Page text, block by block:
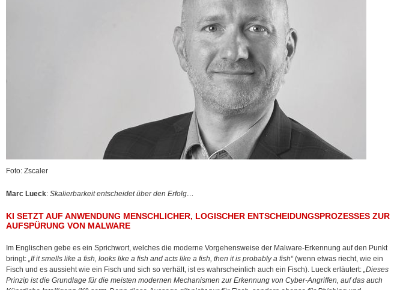
Foto: Zscaler
Marc Lueck: Skalierbarkeit entscheidet über den Erfolg…
KI SETZT AUF ANWENDUNG MENSCHLICHER, LOGISCHER ENTSCHEIDUNGSPROZESSES ZUR
AUFSPÜRUNG VON MALWARE
Im Englischen gebe es ein Sprichwort, welches die moderne Vorgehensweise der Malware-Erkennung auf den Punkt
bringt: „If it smells like a fish, looks like a fish and acts like a fish, then it is probably a fish“(wenn etwas riecht, wie ein
Fisch und es aussieht wie ein Fisch und sich so verhält, ist es wahrscheinlich auch ein Fisch). Lueck erläutert: „Dieses
Prinzip ist die Grundlage für die meisten modernen Mechanismen zur Erkennung von Cyber-Angriffen, auf das auch